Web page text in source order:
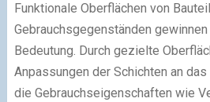
Funktionale Oberflächen von
Gebrauchsgegenständen
Bedeutung. Durch gezielte
Anpassungen der Schichten an
die Gebrauchseigenschaften wie